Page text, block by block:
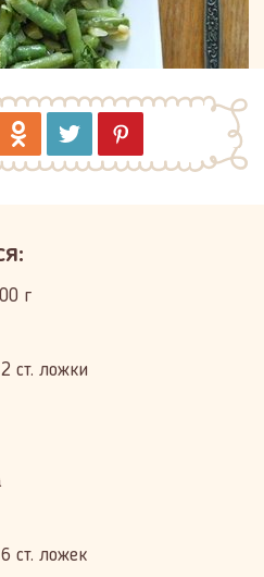
г
ст. ложки
ст. ложек